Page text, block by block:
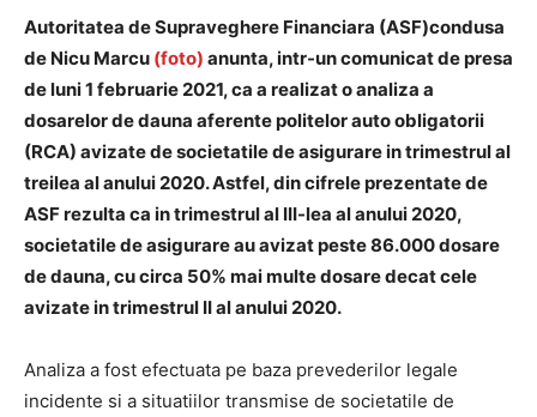
Autoritatea de Supraveghere Financiara (ASF)condusa
de Nicu Marcu (foto) anunta, intr-un comunicat de presa
de luni 1 februarie 2021, ca a realizat o analiza a
dosarelor de dauna aferente politelor auto obligatorii
(RCA) avizate de societatile de asigurare in trimestrul al
treilea al anului 2020. Astfel, din cifrele prezentate de
ASF rezulta ca in trimestrul al III-lea al anului 2020,
societatile de asigurare au avizat peste 86.000 dosare
de dauna, cu circa 50% mai multe dosare decat cele
avizate in trimestrul II al anului 2020.
Analiza a fost efectuata pe baza prevederilor legale
incidente si a situatiilor transmise de societatile de